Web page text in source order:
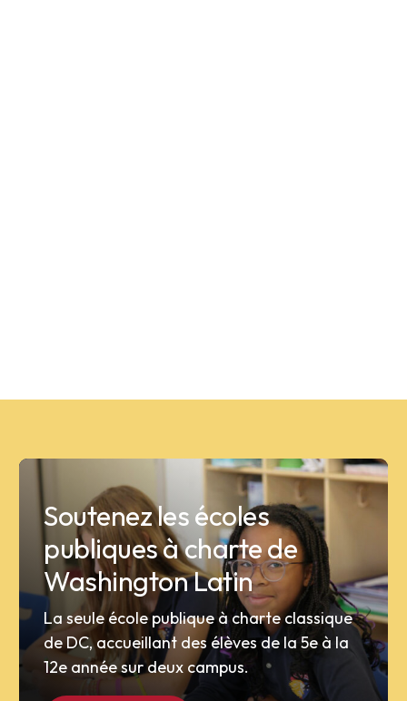
Soutenez les écoles
publiques à charte de
Washington Latin
La seule école publique à charte classique
de DC, accueillant des élèves de la 5e à la
12e année sur deux campus.